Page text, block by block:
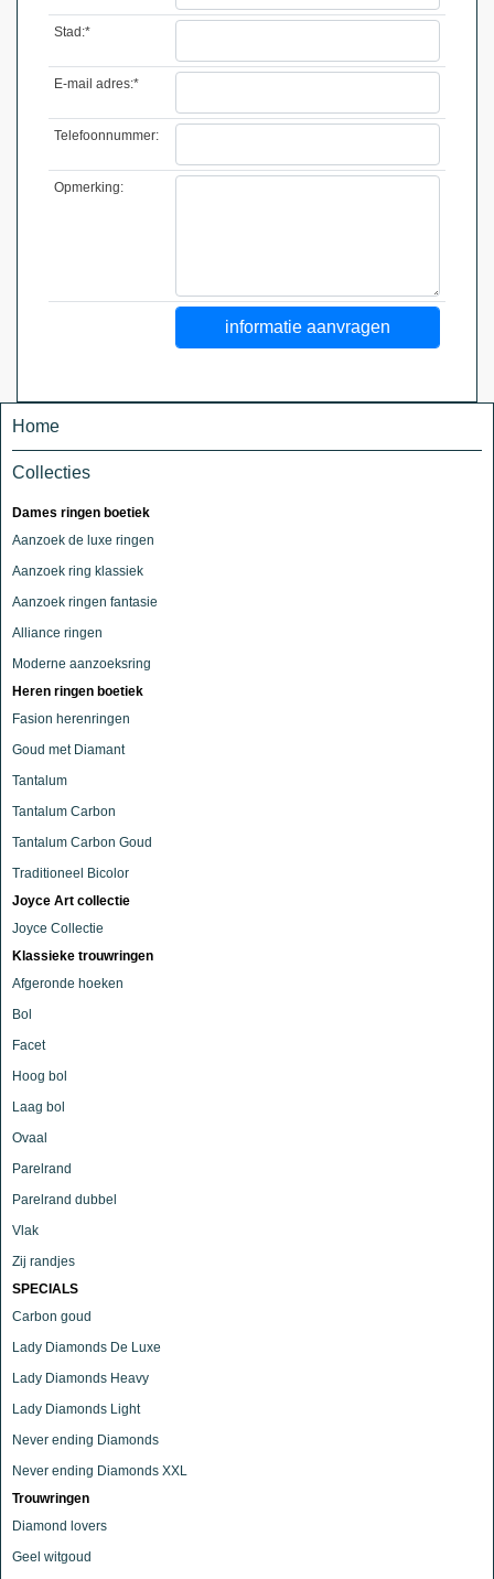
Stad:*
E-mail adres:*
Telefoonnummer:
Opmerking:
Home
Collecties
Dames ringen boetiek
Aanzoek de luxe ringen
Aanzoek ring klassiek
Aanzoek ringen fantasie
Alliance ringen
Moderne aanzoeksring
Heren ringen boetiek
Fasion herenringen
Goud met Diamant
Tantalum
Tantalum Carbon
Tantalum Carbon Goud
Traditioneel Bicolor
Joyce Art collectie
Joyce Collectie
Klassieke trouwringen
Afgeronde hoeken
Bol
Facet
Hoog bol
Laag bol
Ovaal
Parelrand
Parelrand dubbel
Vlak
Zij randjes
SPECIALS
Carbon goud
Lady Diamonds De Luxe
Lady Diamonds Heavy
Lady Diamonds Light
Never ending Diamonds
Never ending Diamonds XXL
Trouwringen
Diamond lovers
Geel witgoud